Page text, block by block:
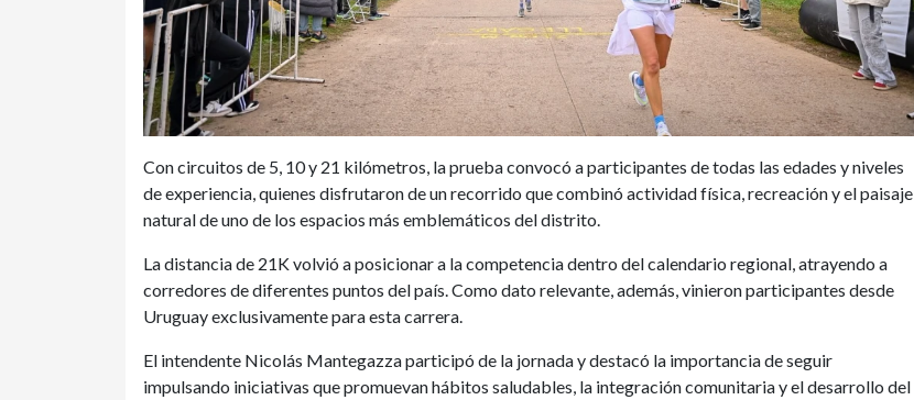
Con circuitos de 5, 10 y 21 kilómetros, la prueba convocó a participantes de todas las edades y niveles
de experiencia, quienes disfrutaron de un recorrido que combinó actividad física, recreación y el paisaje
natural de uno de los espacios más emblemáticos del distrito.
La distancia de 21K volvió a posicionar a la competencia dentro del calendario regional, atrayendo a
corredores de diferentes puntos del país. Como dato relevante, además, vinieron participantes desde
Uruguay exclusivamente para esta carrera.
El intendente Nicolás Mantegazza participó de la jornada y destacó la importancia de seguir
impulsando iniciativas que promuevan hábitos saludables, la integración comunitaria y el desarrollo del